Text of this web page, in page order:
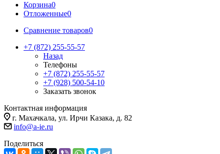
Корзина0
Отложенные0
Сравнение товаров0
+7 (872) 255-55-57
Назад
Телефоны
+7 (872) 255-55-57
+7 (928) 500-54-10
Заказать звонок
Контактная информация
г. Махачкала, ул. Ирчи Казака, д. 82
info@a-ie.ru
Поделиться